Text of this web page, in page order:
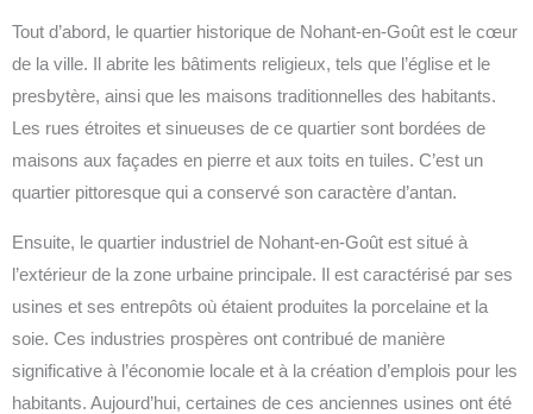
Tout d’abord, le quartier historique de Nohant-en-Goût est le cœur
de la ville. Il abrite les bâtiments religieux, tels que l’église et le
presbytère, ainsi que les maisons traditionnelles des habitants.
Les rues étroites et sinueuses de ce quartier sont bordées de
maisons aux façades en pierre et aux toits en tuiles. C’est un
quartier pittoresque qui a conservé son caractère d’antan.
Ensuite, le quartier industriel de Nohant-en-Goût est situé à
l’extérieur de la zone urbaine principale. Il est caractérisé par ses
usines et ses entrepôts où étaient produites la porcelaine et la
soie. Ces industries prospères ont contribué de manière
significative à l’économie locale et à la création d’emplois pour les
habitants. Aujourd’hui, certaines de ces anciennes usines ont été